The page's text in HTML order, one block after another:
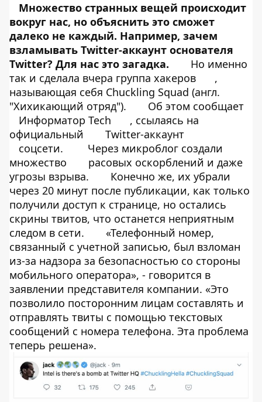
Множество странных вещей происходит
вокруг нас, но объяснить это сможет
далеко не каждый. Например, зачем
взламывать Twitter-аккаунт основателя
Twitter? Для нас это загадка.
Но именно
так и сделала вчера группа хакеров
,
называющая себя Chuckling Squad (англ.
"Хихикающий отряд").
Об этом сообщает
Информатор Tech
, ссылаясь на
официальный
Twitter-аккаунт
соцсети.
Через микроблог создали
множество
расовых оскорблений и даже
угрозы взрыва.
Конечно же, их убрали
через 20 минут после публикации, как только
получили доступ к странице, но остались
скрины твитов, что останется неприятным
следом в сети.
«Телефонный номер,
связанный с учетной записью, был взломан
из-за надзора за безопасностью со стороны
мобильного оператора», - говорится в
заявлении представителя компании. «Это
позволило посторонним лицам составлять и
отправлять твиты с помощью текстовых
сообщений с номера телефона. Эта проблема
теперь решена».